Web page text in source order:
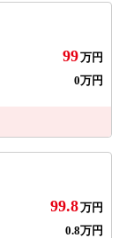
99万円
0万円
99.8万円
0.8万円